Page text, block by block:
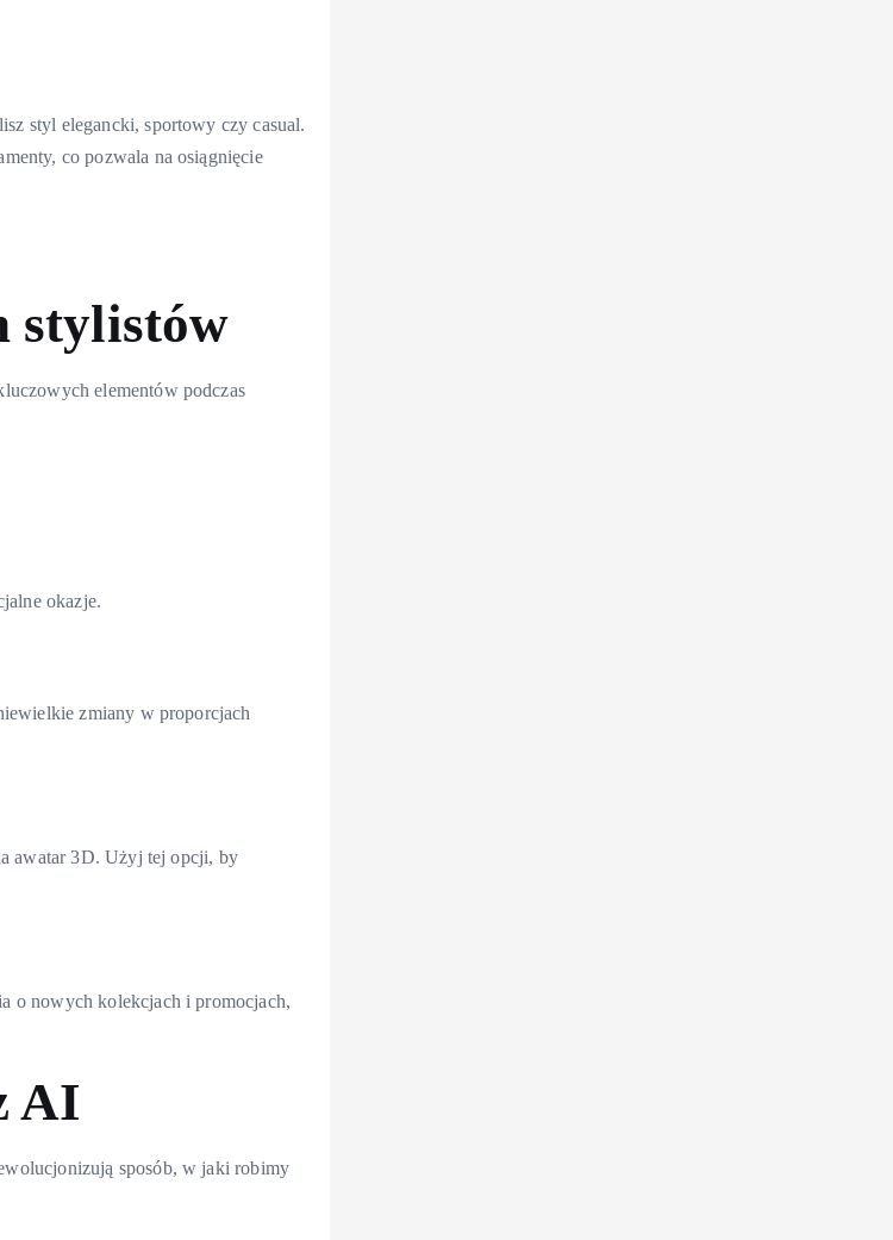
styl elegancki, sportowy czy casual.
co pozwala na osiągnięcie
stylistów
elementów podczas
okazje.
zmiany w proporcjach
awatar 3D. Użyj tej opcji, by
o nowych kolekcjach i promocjach,
AI
sposób, w jaki robimy